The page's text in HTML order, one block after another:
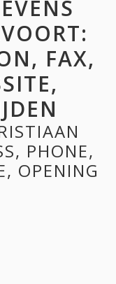
FAX,
PHONE,
OPENING